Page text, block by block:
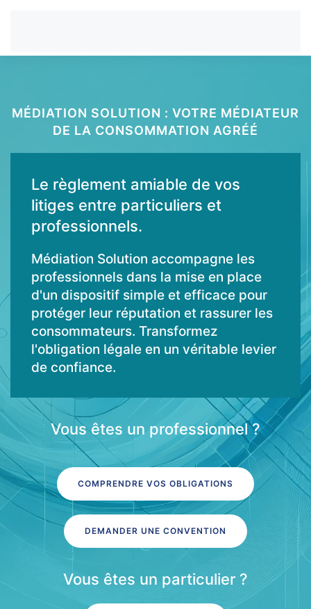
MÉDIATION SOLUTION : VOTRE MÉDIATEUR
DE LA CONSOMMATION AGRÉÉ
Le règlement amiable de vos
litiges entre particuliers et
professionnels.
Médiation Solution accompagne les
professionnels dans la mise en place
d'un dispositif simple et efficace pour
protéger leur réputation et rassurer les
consommateurs. Transformez
l'obligation légale en un véritable levier
de confiance.
Vous êtes un professionnel ?
COMPRENDRE VOS OBLIGATIONS
DEMANDER UNE CONVENTION
Vous êtes un particulier ?